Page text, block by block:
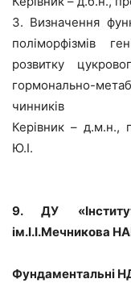
3. Визначення
поліморфізмів
розвитку
гормонально-
чинників
Керівник –
Ю.І.
9. ДУ «Інститут
ім.І.І.Мечникова
Фундаментальні